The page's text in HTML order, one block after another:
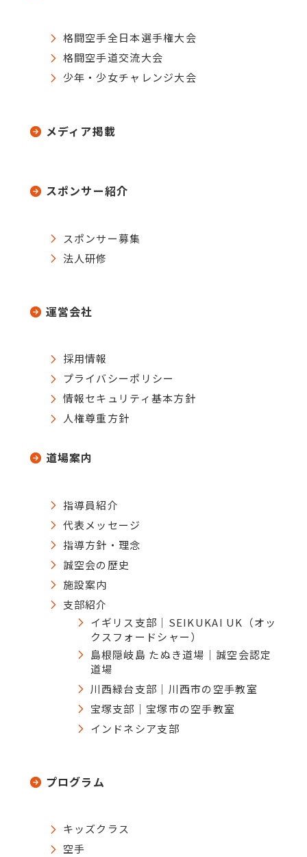
道場案内
指導員紹介
代表メッセージ
指導方針・理念
誠空会の歴史
施設案内
支部紹介
イギリス支部｜SEIKUKAI UK（オッ
クスフォードシャー）
島根隠岐島 たぬき道場｜誠空会認定
道場
川西緑台支部｜川西市の空手教室
宝塚支部｜宝塚市の空手教室
インドネシア支部
プログラム
キッズクラス
空手
格闘空手全日本選手権大会
格闘空手道交流大会
少年・少女チャレンジ大会
メディア掲載
スポンサー紹介
スポンサー募集
法人研修
運営会社
採用情報
プライバシーポリシー
情報セキュリティ基本方針
人権尊重方針